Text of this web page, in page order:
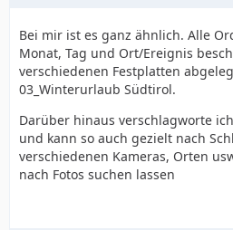
Bei mir ist es ganz ähnlich. Alle
Monat, Tag und Ort/Ereignis
verschiedenen Festplatten
03_Winterurlaub Südtirol.
Darüber hinaus verschlagworte
und kann so auch gezielt nach
verschiedenen Kameras, Orten
nach Fotos suchen lassen